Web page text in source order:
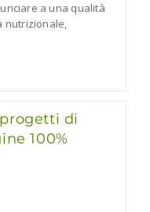
a una qualità
nutrizionale,
di
100%